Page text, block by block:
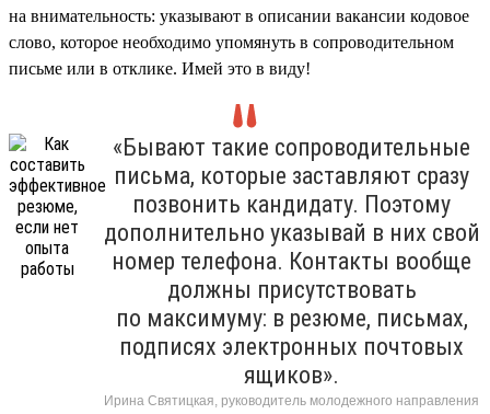
на внимательность: указывают в описании вакансии кодовое
слово, которое необходимо упомянуть в сопроводительном
письме или в отклике. Имей это в виду!
«Бывают такие сопроводительные
письма, которые заставляют сразу
позвонить кандидату. Поэтому
дополнительно указывай в них свой
номер телефона. Контакты вообще
должны присутствовать
по максимуму: в резюме, письмах,
подписях электронных почтовых
ящиков».
Ирина Святицкая, руководитель молодежного направления